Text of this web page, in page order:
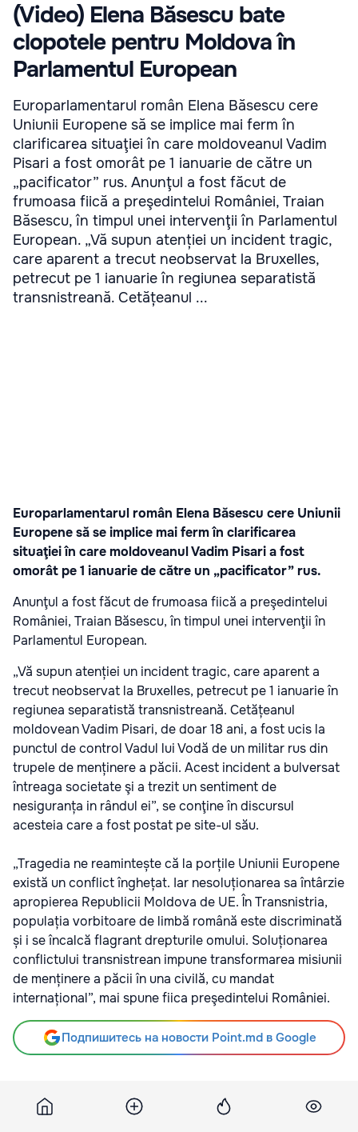
(Video) Elena Băsescu bate
clopotele pentru Moldova în
Parlamentul European
Europarlamentarul român Elena Băsescu cere
Uniunii Europene să se implice mai ferm în
clarificarea situaţiei în care moldoveanul Vadim
Pisari a fost omorât pe 1 ianuarie de către un
„pacificator” rus. Anunţul a fost făcut de
frumoasa fiică a preşedintelui României, Traian
Băsescu, în timpul unei intervenţii în Parlamentul
European. „Vă supun atenției un incident tragic,
care aparent a trecut neobservat la Bruxelles,
petrecut pe 1 ianuarie în regiunea separatistă
transnistreană. Cetățeanul ...
Europarlamentarul român Elena Băsescu cere Uniunii
Europene să se implice mai ferm în clarificarea
situaţiei în care moldoveanul Vadim Pisari a fost
omorât pe 1 ianuarie de către un „pacificator” rus.
Anunţul a fost făcut de frumoasa fiică a preşedintelui
României, Traian Băsescu, în timpul unei intervenţii în
Parlamentul European.
„Vă supun atenției un incident tragic, care aparent a
trecut neobservat la Bruxelles, petrecut pe 1 ianuarie în
regiunea separatistă transnistreană. Cetățeanul
moldovean Vadim Pisari, de doar 18 ani, a fost ucis la
punctul de control Vadul lui Vodă de un militar rus din
trupele de menținere a păcii. Acest incident a bulversat
întreaga societate şi a trezit un sentiment de
nesiguranța in rândul ei”, se conţine în discursul
acesteia care a fost postat pesite-ul său.
„Tragedia ne reamintește că la porțile Uniunii Europene
există un conflict înghețat. Iar nesoluționarea sa întârzie
apropierea Republicii Moldova de UE. În Transnistria,
populația vorbitoare de limbă română este discriminată
și i se încalcă flagrant drepturile omului. Soluționarea
conflictului transnistrean impune transformarea misiunii
de menținere a păcii în una civilă, cu mandat
internațional”, mai spune fiica preşedintelui României.
Подпишитесь на новости Point.md в Google